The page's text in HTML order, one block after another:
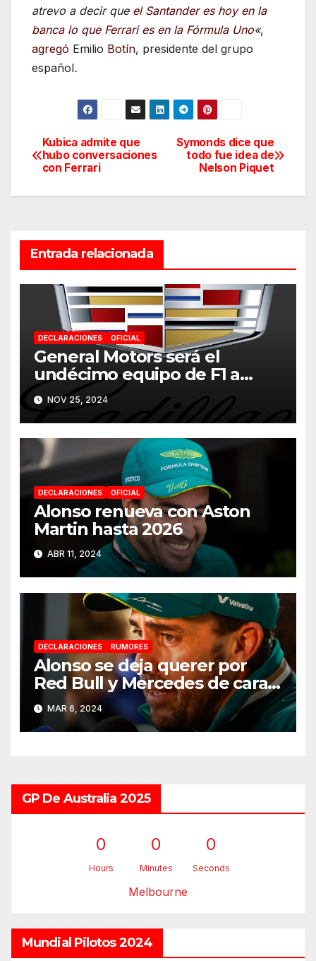
atrevo a decir que el Santander es hoy en la
banca lo que Ferrari es en la Fórmula Uno«,
agregó Emilio Botín, presidente del grupo
español.
Navegación
de
Symonds dice que
todo fue idea de
Nelson Piquet
Kubica admite que
hubo conversaciones
con Ferrari
Entrada relacionada
DECLARACIONES OFICIAL
General Motors será el
undécimo equipo de F1 a
partir de 2026
NOV 25, 2024
DECLARACIONES OFICIAL
Alonso renueva con Aston
Martin hasta 2026
ABR 11, 2024
DECLARACIONES RUMORES
Alonso se deja querer por
Red Bull y Mercedes de cara a
2025
MAR 6, 2024
GP De Australia 2025
0
Hours
0
Minutes
0
Seconds
Melbourne
Mundial Pilotos 2024